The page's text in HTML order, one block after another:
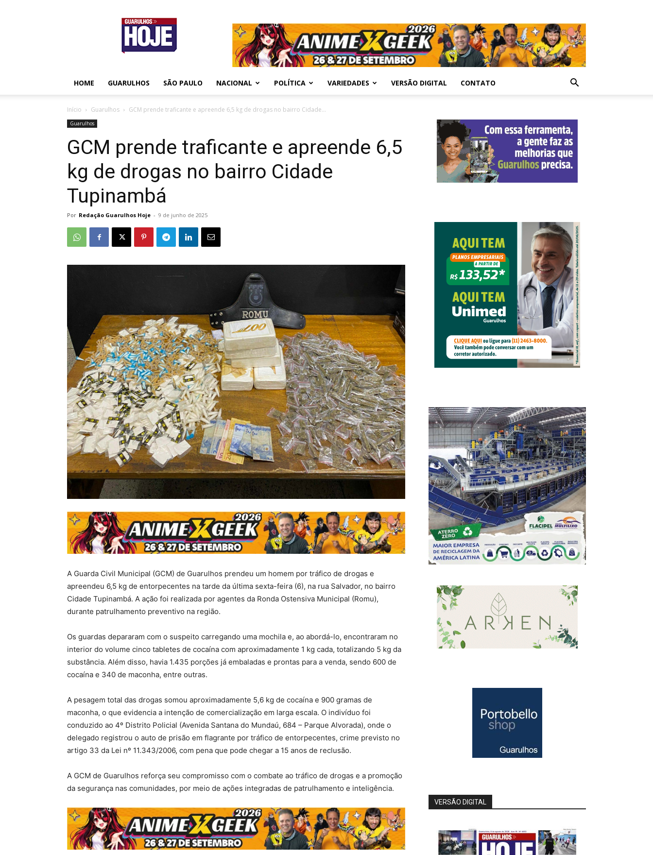
Guarulhos
Hoje
HOME GUARULHOS SÃO PAULO NACIONAL POLÍTICA VARIEDADES VERSÃO DIGITAL CONTATO
Início Guarulhos GCM prende traficante e apreende 6,5 kg de drogas no bairro Cidade...
Guarulhos
GCM prende traficante e apreende 6,5
kg de drogas no bairro Cidade
Tupinambá
Por Redação Guarulhos Hoje - 9 de junho de 2025
A Guarda Civil Municipal (GCM) de Guarulhos prendeu um homem por tráfico de drogas e
apreendeu 6,5 kg de entorpecentes na tarde da última sexta-feira (6), na rua Salvador, no bairro
Cidade Tupinambá. A ação foi realizada por agentes da Ronda Ostensiva Municipal (Romu),
durante patrulhamento preventivo na região.
Os guardas depararam com o suspeito carregando uma mochila e, ao abordá-lo, encontraram no
interior do volume cinco tabletes de cocaína com aproximadamente 1 kg cada, totalizando 5 kg da
substância. Além disso, havia 1.435 porções já embaladas e prontas para a venda, sendo 600 de
cocaína e 340 de maconha, entre outras.
A pesagem total das drogas somou aproximadamente 5,6 kg de cocaína e 900 gramas de
maconha, o que evidencia a intenção de comercialização em larga escala. O indivíduo foi
conduzido ao 4º Distrito Policial (Avenida Santana do Mundaú, 684 – Parque Alvorada), onde o
delegado registrou o auto de prisão em flagrante por tráfico de entorpecentes, crime previsto no
artigo 33 da Lei nº 11.343/2006, com pena que pode chegar a 15 anos de reclusão.
A GCM de Guarulhos reforça seu compromisso com o combate ao tráfico de drogas e a promoção
da segurança nas comunidades, por meio de ações integradas de patrulhamento e inteligência.
VERSÃO DIGITAL